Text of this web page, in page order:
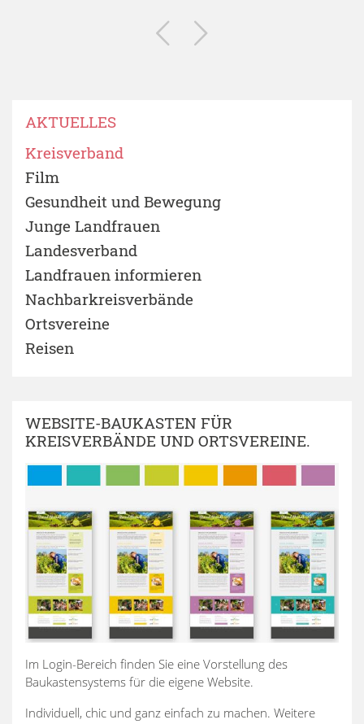
AKTUELLES
Kreisverband
Film
Gesundheit und Bewegung
Junge Landfrauen
Landesverband
Landfrauen informieren
Nachbarkreisverbände
Ortsvereine
Reisen
WEBSITE-BAUKASTEN FÜR
KREISVERBÄNDE UND ORTSVEREINE.
Im Login-Bereich finden Sie eine Vorstellung des
Baukastensystems für die eigene Website.
Individuell, chic und ganz einfach zu machen. Weitere